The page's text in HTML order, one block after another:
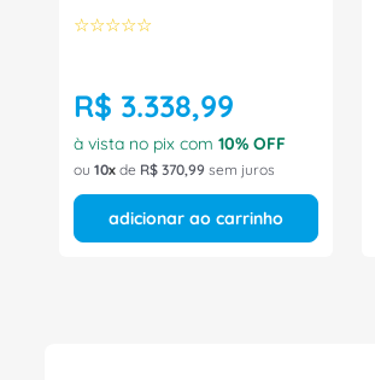
☆☆☆☆☆
R$ 3.338,99
à vista no pix com 10% OFF
ou 10 de R$ 370,99 sem juros
adicionar ao carrinho